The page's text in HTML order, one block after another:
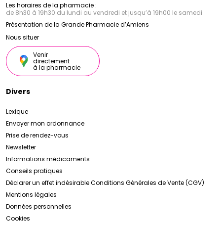
Les horaires de la pharmacie :
de 8h30 à 19h30 du lundi au vendredi et jusqu’à 19h00 le samedi
Présentation de la Grande Pharmacie d’Amiens
Nous situer
Venir
directement
à la pharmacie
Divers
Lexique
Envoyer mon ordonnance
Prise de rendez-vous
Newsletter
Informations médicaments
Conseils pratiques
Déclarer un effet indésirableConditions Générales de Vente (CGV)
Mentions légales
Données personnelles
Cookies